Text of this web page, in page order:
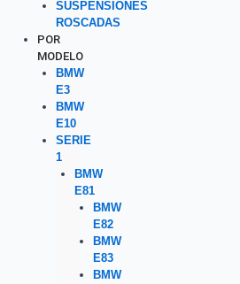
SUSPENSIONES
ROSCADAS
POR
MODELO
BMW
E3
BMW
E10
SERIE
1
BMW
E81
BMW
E82
BMW
E83
BMW